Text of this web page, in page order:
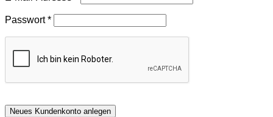
Passwort*Erforderlich
Neues Kundenkonto anlegen